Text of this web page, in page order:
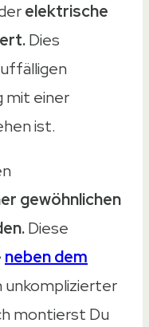
elektrische
Dies
mit einer
ist.
gewöhnlichen
Diese
neben dem
unkomplizierter
montierst Du